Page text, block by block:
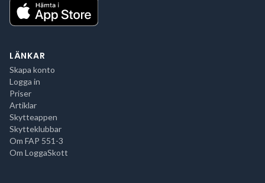
LÄNKAR
Skapa konto
Logga in
Priser
Artiklar
Skytteappen
Skytteklubbar
Om FAP 551-3
Om LoggaSkott